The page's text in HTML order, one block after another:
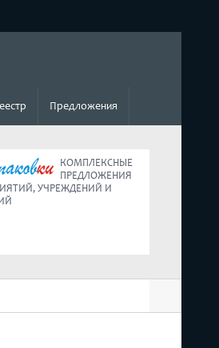
Предложения
КОМПЛЕКСНЫЕ
ПРЕДЛОЖЕНИЯ
УЧРЕЖДЕНИЙ И
обращении к нации